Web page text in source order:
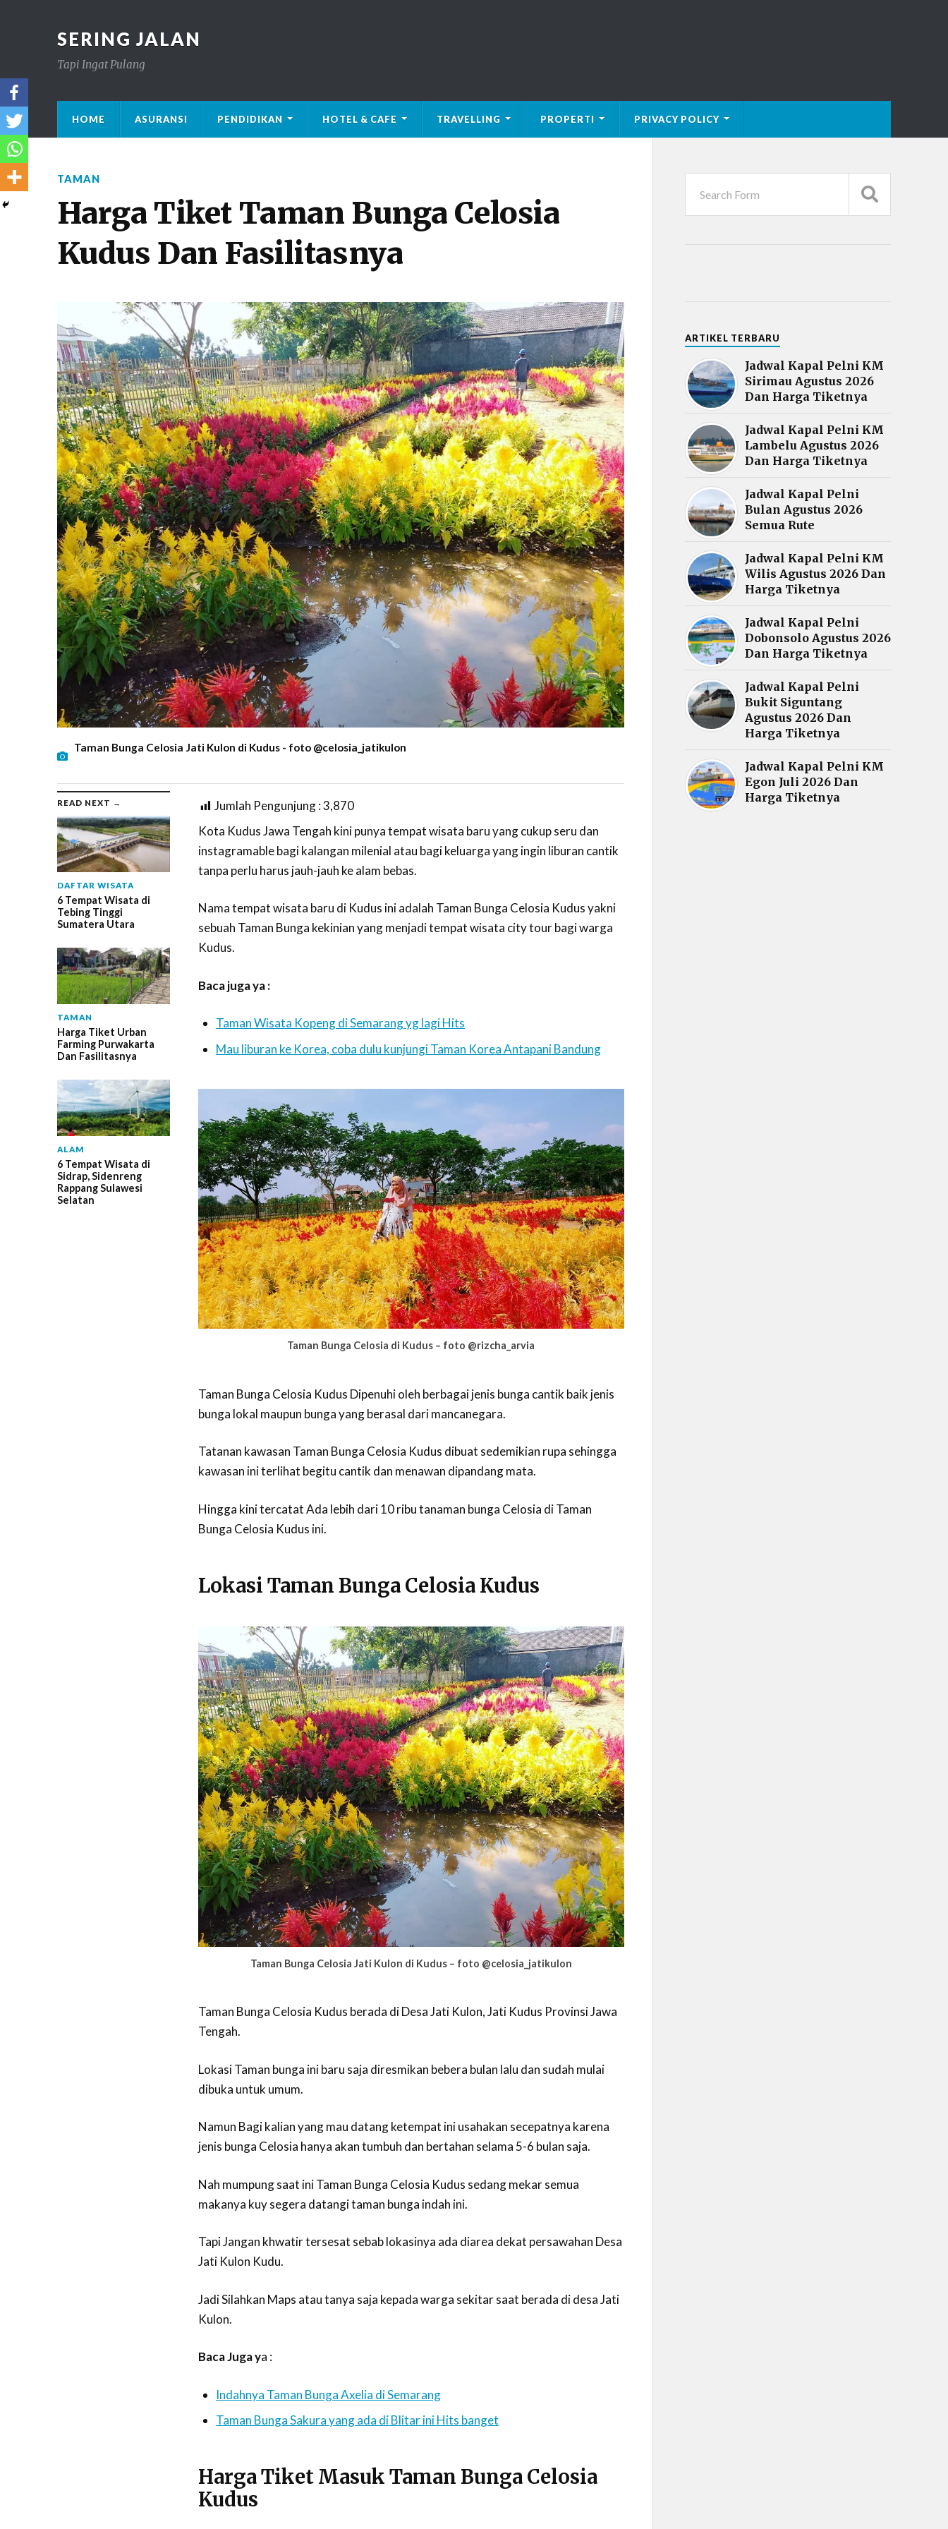
SERING JALAN
Tapi Ingat Pulang
HOME ASURANSI PENDIDIKAN HOTEL & CAFE TRAVELLING PROPERTI PRIVACY POLICY
TAMAN
Harga Tiket Taman Bunga Celosia
Kudus Dan Fasilitasnya
Taman Bunga Celosia Jati Kulon di Kudus - foto @celosia_jatikulon
READ NEXT →
DAFTAR WISATA
6 Tempat Wisata di
Tebing Tinggi
Sumatera Utara
TAMAN
Harga Tiket Urban
Farming Purwakarta
Dan Fasilitasnya
ALAM
6 Tempat Wisata di
Sidrap, Sidenreng
Rappang Sulawesi
Selatan
Jumlah Pengunjung :3,870
Kota Kudus Jawa Tengah kini punya tempat wisata baru yang cukup seru dan
instagramable bagi kalangan milenial atau bagi keluarga yang ingin liburan cantik
tanpa perlu harus jauh-jauh ke alam bebas.
Nama tempat wisata baru di Kudus ini adalah Taman Bunga Celosia Kudus yakni
sebuah Taman Bunga kekinian yang menjadi tempat wisata city tour bagi warga
Kudus.
Baca juga ya :
Taman Wisata Kopeng di Semarang yg lagi Hits
Mau liburan ke Korea, coba dulu kunjungi Taman Korea Antapani Bandung
Taman Bunga Celosia di Kudus – foto @rizcha_arvia
Taman Bunga Celosia Kudus Dipenuhi oleh berbagai jenis bunga cantik baik jenis
bunga lokal maupun bunga yang berasal dari mancanegara.
Tatanan kawasan Taman Bunga Celosia Kudus dibuat sedemikian rupa sehingga
kawasan ini terlihat begitu cantik dan menawan dipandang mata.
Hingga kini tercatat Ada lebih dari 10 ribu tanaman bunga Celosia di Taman
Bunga Celosia Kudus ini.
Lokasi Taman Bunga Celosia Kudus
Taman Bunga Celosia Jati Kulon di Kudus – foto @celosia_jatikulon
Taman Bunga Celosia Kudus berada di Desa Jati Kulon, Jati Kudus Provinsi Jawa
Tengah.
Lokasi Taman bunga ini baru saja diresmikan bebera bulan lalu dan sudah mulai
dibuka untuk umum.
Namun Bagi kalian yang mau datang ketempat ini usahakan secepatnya karena
jenis bunga Celosia hanya akan tumbuh dan bertahan selama 5-6 bulan saja.
Nah mumpung saat ini Taman Bunga Celosia Kudus sedang mekar semua
makanya kuy segera datangi taman bunga indah ini.
Tapi Jangan khwatir tersesat sebab lokasinya ada diarea dekat persawahan Desa
Jati Kulon Kudu.
Jadi Silahkan Maps atau tanya saja kepada warga sekitar saat berada di desa Jati
Kulon.
Baca Juga ya :
Indahnya Taman Bunga Axelia di Semarang
Taman Bunga Sakura yang ada di Blitar ini Hits banget
Harga Tiket Masuk Taman Bunga Celosia
Kudus
ARTIKEL TERBARU
Jadwal Kapal Pelni KM
Sirimau Agustus 2026
Dan Harga Tiketnya
Jadwal Kapal Pelni KM
Lambelu Agustus 2026
Dan Harga Tiketnya
Jadwal Kapal Pelni
Bulan Agustus 2026
Semua Rute
Jadwal Kapal Pelni KM
Wilis Agustus 2026 Dan
Harga Tiketnya
Jadwal Kapal Pelni
Dobonsolo Agustus 2026
Dan Harga Tiketnya
Jadwal Kapal Pelni
Bukit Siguntang
Agustus 2026 Dan
Harga Tiketnya
Jadwal Kapal Pelni KM
Egon Juli 2026 Dan
Harga Tiketnya